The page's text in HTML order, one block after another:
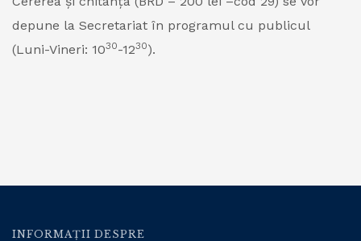
depune la Secretariat în programul cu publicul
(Luni-Vineri: 1030-1230).
INFORMAȚII DESPRE